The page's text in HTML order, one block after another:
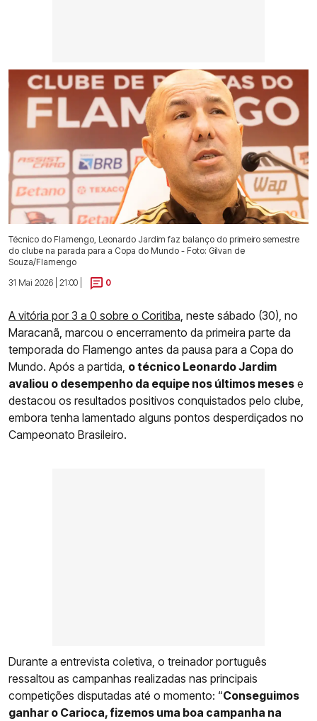
Técnico do Flamengo, Leonardo Jardim faz balanço do primeiro semestre
do clube na parada para a Copa do Mundo - Foto: Gilvan de
Souza/Flamengo
31 Mai 2026 | 21:00 |
0
A vitória por 3 a 0 sobre o Coritiba , neste sábado (30), no
Maracanã, marcou o encerramento da primeira parte da
temporada do Flamengo antes da pausa para a Copa do
Mundo. Após a partida, o técnico Leonardo Jardim
avaliou o desempenho da equipe nos últimos meses e
destacou os resultados positivos conquistados pelo clube,
embora tenha lamentado alguns pontos desperdiçados no
Campeonato Brasileiro.
Durante a entrevista coletiva, o treinador português
ressaltou as campanhas realizadas nas principais
competições disputadas até o momento: “Conseguimos
ganhar o Carioca, fizemos uma boa campanha na